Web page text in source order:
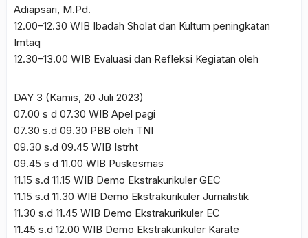
Adiapsari, M.Pd.
12.00–12.30 WIB Ibadah Sholat dan Kultum peningkatan
Imtaq
12.30–13.00 WIB Evaluasi dan Refleksi Kegiatan oleh
DAY 3 (Kamis, 20 Juli 2023)
07.00 s d 07.30 WIB Apel pagi
07.30 s.d 09.30 PBB oleh TNI
09.30 s.d 09.45 WIB Istrht
09.45 s d 11.00 WIB Puskesmas
11.15 s.d 11.15 WIB Demo Ekstrakurikuler GEC
11.15 s.d 11.30 WIB Demo Ekstrakurikuler Jurnalistik
11.30 s.d 11.45 WIB Demo Ekstrakurikuler EC
11.45 s.d 12.00 WIB Demo Ekstrakurikuler Karate